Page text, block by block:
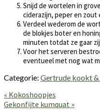
Snijd de wortelen in
ciderazijn, peper en
Verdeel wederom de
de blokjes boter en
minuten totdat ze gaar
Voor het serveren
eventueel met nog wat
Categorie: Gertrude kookt
Vorig
bericht:
« Kokoshoopjes
Volgend
Gekonfijte kumquat »